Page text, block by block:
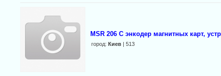
MSR 206 С энкодер магнитных карт,
город: Киев| 513